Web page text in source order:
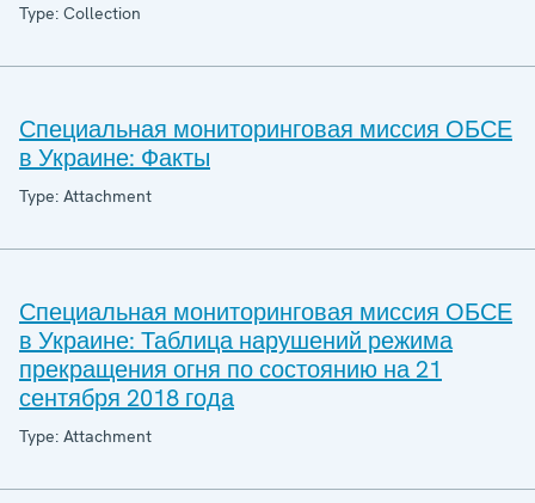
Type: Collection
Специальная мониторинговая миссия ОБСЕ
в Украине: Факты
Type: Attachment
Специальная мониторинговая миссия ОБСЕ
в Украине: Таблица нарушений режима
прекращения огня по состоянию на 21
сентября 2018 года
Type: Attachment